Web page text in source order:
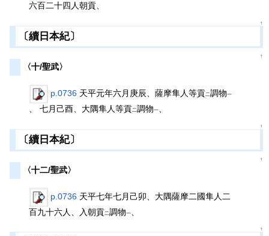
六百二十四人朝貢、
↑
〔續日本紀〕
↑
〈十/聖武〉
p.0736 天平元年六月庚辰、薩摩隼人等貢二調物一
、 七月己酉、大隅隼人等貢二調物一
↑
〔續日本紀〕
↑
〈十二/聖武〉
p.0736 天平七年七月己卯、大隅薩摩二國隼人二
百九十六人、入朝貢二調物一
↑